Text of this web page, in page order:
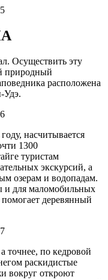
Осуществить эту
природный
расположена
Удэ.
насчитывается
1300
туристам
экскурсий, а
озерам и водопадам.
и для маломобильных
деревянный
точнее, по кедровой
раскидистые
вокруг откроют